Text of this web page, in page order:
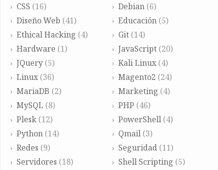
CSS (16) Debian(6)
Diseño Web (41) Educación(5)
Ethical Hacking (4) Git(14)
Hardware (1) JavaScript(20)
JQuery (5) Kali Linux(4)
Linux (36) Magento2 (24)
MariaDB (2) Marketing (4)
MySQL (8) PHP (46)
Plesk (12) PowerShell(4)
Python (14) Qmail(3)
Redes (9) Seguridad(11)
Servidores (18) Shell Scripting (5)